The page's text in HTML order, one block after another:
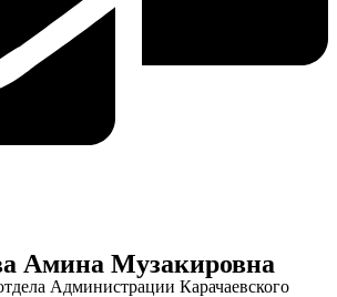
Городская Среда
Амина Музакировна
Администрации Карачаевского